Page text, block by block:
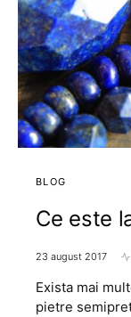
BLOG
Ce este
23 august 2017
Exista mai
pietre